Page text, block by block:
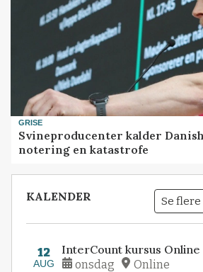
GRISE
Svineproducenter kalder
notering en katastrofe
KALENDER Se
12
AUG
InterCount kursus Online
onsdag Online